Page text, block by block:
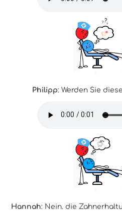
Philipp: Werden Sie
Hannah: Nein. die